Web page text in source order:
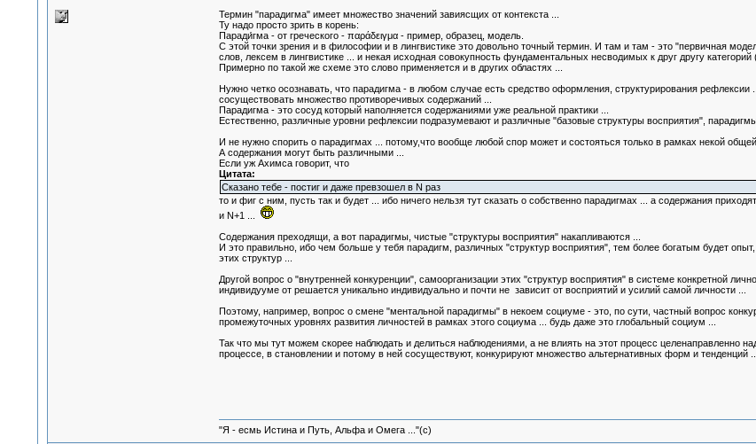
Термин "парадигма" имеет множество значений завиясщих от контекста ...
Ту надо просто зрить в корень:
Паради́гма - от греческого - παράδειγμα - пример, образец, модель.
С этой точки зрения и в философии и в лингвистике это довольно точный термин. И там и там - это "первичная
слов, лексем в лингвистике ... и некая исходная совокупность фундаментальных несводимых к друг другу
Примерно по такой же схеме это слово применяется и в других областях ...
Нужно четко осознавать, что парадигма - в любом случае есть средство оформления, структурирования
сосуществовать множество противоречивых содержаний ...
Парадигма - это сосуд который наполняется содержаниями уже реальной практики ...
Естественно, различные уровни рефлексии подразумевают и различные "базовые структуры восприятия", парадигмы
И не нужно спорить о парадигмах ... потому,что вообще любой спор может и состояться только в рамках некой
А содержания могут быть различными ...
Если уж Ахимса говорит, что
Цитата:
Сказано тебе - постиг и даже превзошел в N раз
то и фиг с ним, пусть так и будет ... ибо ничего нельзя тут сказать о собственно парадигмах ... а содержания
и N+1 ...
Содержания преходящи, а вот парадигмы, чистые "структуры восприятия" накапливаются ...
И это правильно, ибо чем больше у тебя парадигм, различных "структур восприятия", тем более богатым будет
этих структур ...
Другой вопрос о "внутренней конкуренции", самоорганизации этих "структур восприятия" в системе конкретной
индивидууме от решается уникально индивидуально и почти не зависит от восприятий и усилий самой личности ...
Поэтому, например, вопрос о смене "ментальной парадигмы" в некоем социуме - это, по сути, частный вопрос
промежуточных уровнях развития личностей в рамках этого социума ... будь даже это глобальный социум ...
Так что мы тут можем скорее наблюдать и делиться наблюдениями, а не влиять на этот процесс целенаправленно
процессе, в становлении и потому в ней сосуществуют, конкурируют множество альтернативных форм и тенденций ...
"Я - есмь Истина и Путь, Альфа и Омега ..."(с)